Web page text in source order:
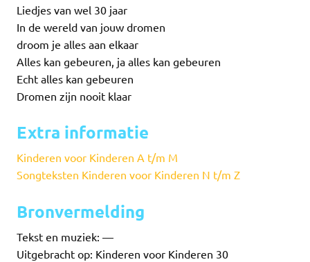
Liedjes van wel 30 jaar
In de wereld van jouw dromen
droom je alles aan elkaar
Alles kan gebeuren, ja alles kan gebeuren
Echt alles kan gebeuren
Dromen zijn nooit klaar
Extra informatie
Kinderen voor Kinderen A t/m M
Songteksten Kinderen voor Kinderen N t/m Z
Bronvermelding
Tekst en muziek: —
Uitgebracht op: Kinderen voor Kinderen 30